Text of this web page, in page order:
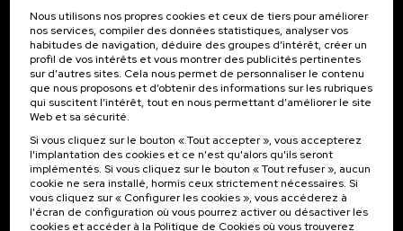
Inscrivez-vous pour être le premier à recevoir les
actualités de l'UIK.
S'abonner
Contact
Palacio Miramar
Paseo de Miraconcha, 48
20007 Donostia / San Sebastián
Gipuzkoa, Spain
Intéressant...
Activités précédentes
Nous utilisons nos propres cookies et ceux de tiers pour améliorer
nos services, compiler des données statistiques, analyser vos
habitudes de navigation, déduire des groupes d’intérêt, créer un
profil de vos intérêts et vous montrer des publicités pertinentes
sur d’autres sites. Cela nous permet de personnaliser le contenu
que nous proposons et d’obtenir des informations sur les rubriques
qui suscitent l’intérêt, tout en nous permettant d’améliorer le site
Web et sa sécurité.
Si vous cliquez sur le bouton « Tout accepter », vous accepterez
l'implantation des cookies et ce n'est qu'alors qu'ils seront
implémentés. Si vous cliquez sur le bouton « Tout refuser », aucun
cookie ne sera installé, hormis ceux strictement nécessaires. Si
vous cliquez sur « Configurer les cookies », vous accéderez à
l'écran de configuration où vous pourrez activer ou désactiver les
cookies et accéder à la Politique de Cookies où vous trouverez